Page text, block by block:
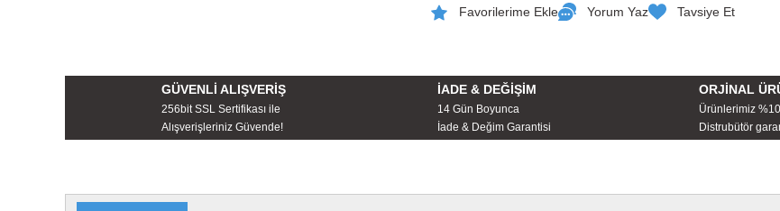
Yorum Yaz Tavsiye Et
GÜVENLİ ALIŞVERİŞ
256bit SSL Sertifikası ile
Alışverişleriniz Güvende!
İADE & DEĞİŞİM
14 Gün Boyunca
İade & Değim Garantisi
ORJİNAL
Ürünlerimiz
Distrubütör